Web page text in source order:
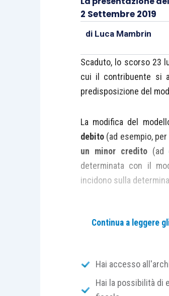
2 Settembre 2019
di Luca Mambrin
Scaduto, lo scorso 23
cui il contribuente si
predisposizione del
La modifica del
debito (ad esempio,
un minor credito (ad
determinata con il
incidono sulla
modello 730 originario,
Nel caso dicorrezioni
invariatail
Continua a leggere
Hai accesso
Hai la possibilità di